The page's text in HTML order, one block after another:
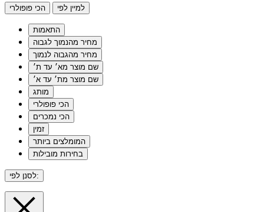
הכי פופולרי למיין לפי
התאמות
מחיר מהנמוך לגבוה
מחיר מהגבוה לנמוך
שם מוצר מא׳ עד ת׳
שם מוצר מת׳ עד א׳
מותג
הכי פופולרי
הכי נמכרים
זמין
המומלצים ביותר
בחירות מובילות
לסנן לפי: